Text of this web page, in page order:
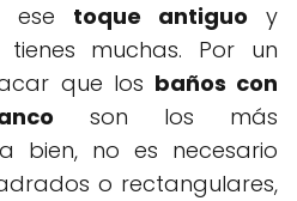
ese toque antiguo y
tienes muchas. Por un
que los baños con
son los más
bien, no es necesario
o rectangulares,